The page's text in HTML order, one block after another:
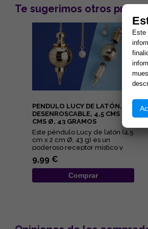
Te sugerimos otros
PENDULO LUCY DE LATÓN,
DESENROSCABLE, 4,5 CMS X 2
CMS Ø, 43 GRAMOS
Este péndulo Lucy de latón (4,5
cm x 2 cm Ø, 43 g) es un
poderoso receptor místico y
canalizador de alta vibra...
9,99 €
Comprar
Este